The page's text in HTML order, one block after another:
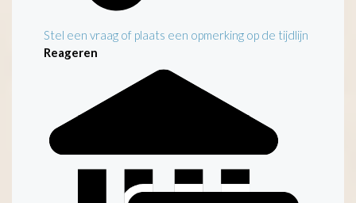
Stel een vraag of plaats een opmerking op de tijdlijn
Reageren